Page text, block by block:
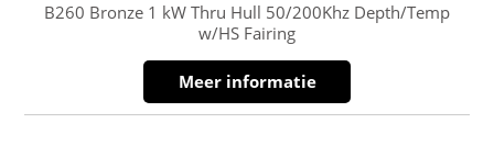
B260 Bronze 1 kW Thru Hull 50/200Khz Depth/Temp
w/HS Fairing
Meer informatie